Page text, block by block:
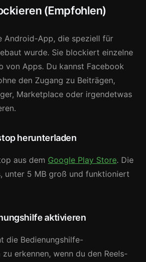
(Empfohlen)
Android-App, die speziell für
wurde. Sie blockiert einzelne
von Apps. Du kannst Facebook
den Zugang zu Beiträgen,
Marketplace oder irgendetwas
herunterladen
aus dem Google Play Store. Die
unter 5 MB groß und funktioniert
aktivieren
die Bedienungshilfe-
erkennen, wenn du den Reels-